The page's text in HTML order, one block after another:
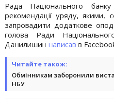
Рада Національного
рекомендації уряду, якими,
запровадити додаткове
голова Ради
Данилишин написав в
Читайте також:
Обмінникам заборонили
НБУ